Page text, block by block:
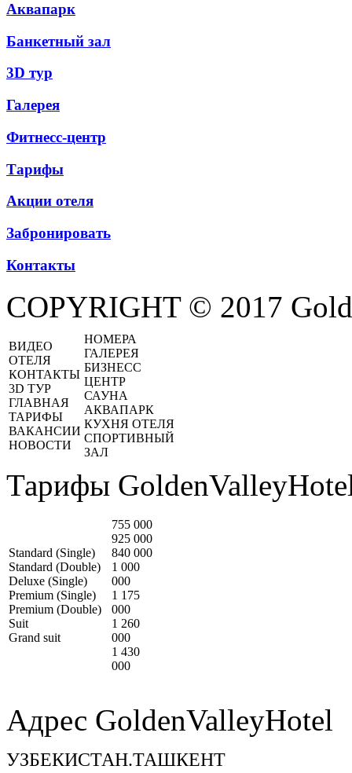
Аквапарк
Банкетный зал
3D тур
Галерея
Фитнесс-центр
Тарифы
Акции отеля
Забронировать
Контакты
COPYRIGHT © 2017
ВИДЕО
ОТЕЛЯ
КОНТАКТЫ
3D ТУР
ГЛАВНАЯ
ТАРИФЫ
ВАКАНСИИ
НОВОСТИ
НОМЕРА
ГАЛЕРЕЯ
БИЗНЕСС
ЦЕНТР
САУНА
АКВАПАРК
КУХНЯ ОТЕЛЯ
СПОРТИВНЫЙ
ЗАЛ
Тарифы
Standard (Single)
Standard (Double)
Deluxe (Single)
Premium (Single)
Premium (Double)
Suit
Grand suit
755 000
925 000
840 000
1 000
000
1 175
000
1 260
000
1 430
000
Адрес GoldenValleyHotel
УЗБЕКИСТАН.ТАШКЕНТ